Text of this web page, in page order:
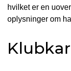
hvilket er en
oplysninger om